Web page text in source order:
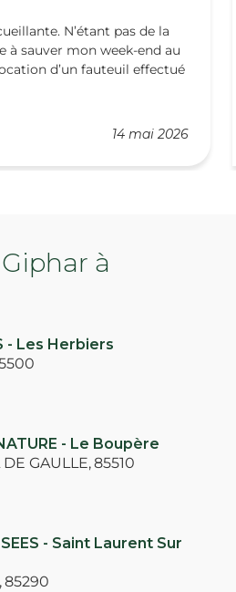
14 mai 2026
N’étant pas de la
à sauver mon week-end au
d’un fauteuil effectué
à
- Les Herbiers
- Le Boupère
GAULLE,85510
- Saint Laurent Sur
85290